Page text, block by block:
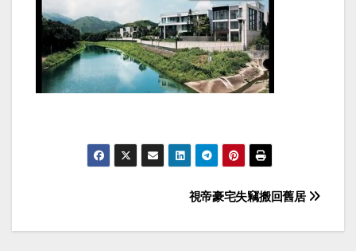
navigation
視帝豪宅失竊搬回舊居